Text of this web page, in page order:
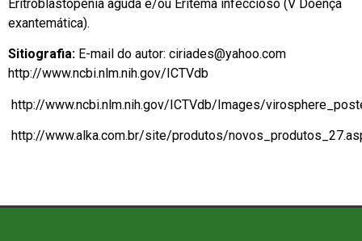
Eritroblastopenia aguda e/ou Eritema infeccioso (V Doença
exantemática).
Sitiografia: E-mail do autor: ciriades@yahoo.com
http://www.ncbi.nlm.nih.gov/ICTVdb
http://www.ncbi.nlm.nih.gov/ICTVdb/Images/
http://www.alka.com.br/site/produtos/